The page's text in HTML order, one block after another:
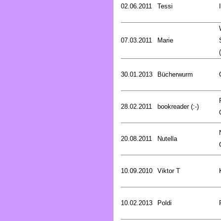
02.06.2011 Tessi
07.03.2011 Marie
30.01.2013 Bücherwurm
28.02.2011 bookreader (:-)
20.08.2011 Nutella
10.09.2010 Viktor T
10.02.2013 Poldi